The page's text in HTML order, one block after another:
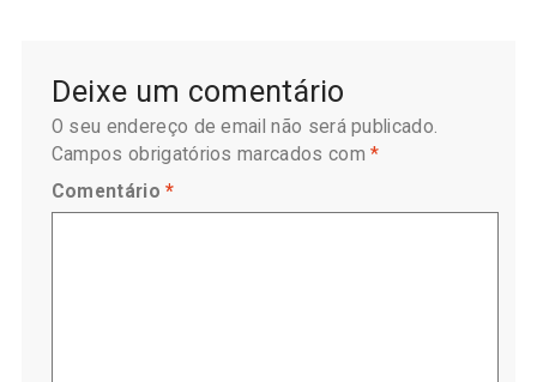
Deixe um comentário
O seu endereço de email não será publicado.
Campos obrigatórios marcados com*
Comentário*